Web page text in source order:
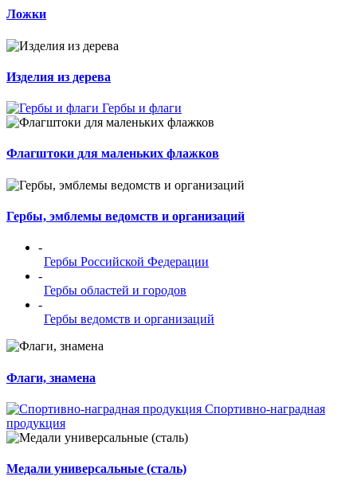
Ложки
Изделия из дерева
Гербы и флаги
Флагштоки для маленьких флажков
Гербы, эмблемы ведомств и организаций
-
Гербы Российской Федерации
-
Гербы областей и городов
-
Гербы ведомств и организаций
Флаги, знамена
Спортивно-наградная
продукция
Медали универсальные (сталь)